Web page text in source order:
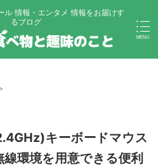
ル 情報・エンタメ 情報をお届けす
るブログ
キーボードマウス
環境を用意できる便利